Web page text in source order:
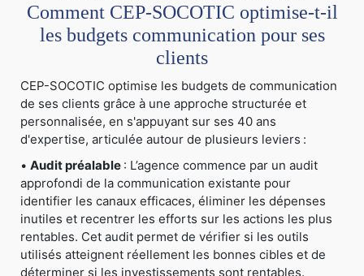
Comment CEP-SOCOTIC optimise-t-il
les budgets communication pour ses
clients
CEP-SOCOTIC optimise les budgets de communication
de ses clients grâce à une approche structurée et
personnalisée, en s'appuyant sur ses 40 ans
d'expertise, articulée autour de plusieurs leviers :
• Audit préalable : L’agence commence par un audit
approfondi de la communication existante pour
identifier les canaux efficaces, éliminer les dépenses
inutiles et recentrer les efforts sur les actions les plus
rentables. Cet audit permet de vérifier si les outils
utilisés atteignent réellement les bonnes cibles et de
déterminer si les investissements sont rentables.